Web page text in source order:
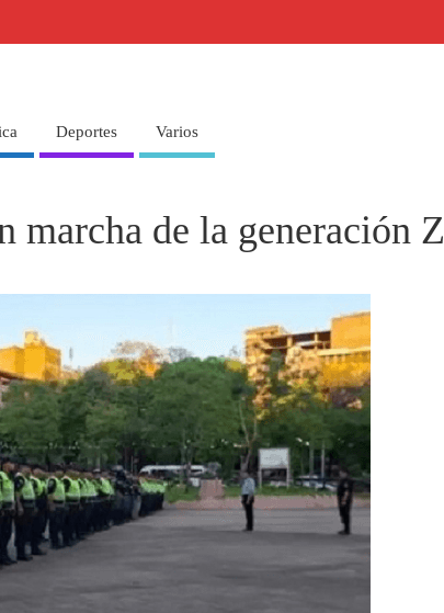
Deportes Varios
marcha de la generación Z